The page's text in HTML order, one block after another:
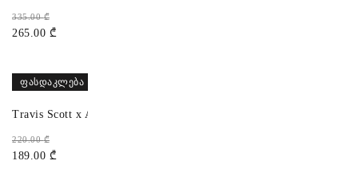
335.00₾
265.00 ₾
ᲤᲐᲡᲓᲐᲙᲚᲔᲑᲐ
Travis Scott x Air Jordan 1 Low OG
220.00₾
189.00 ₾